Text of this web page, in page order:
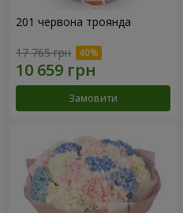
201 червона троянда
17 765 грн
Замовити